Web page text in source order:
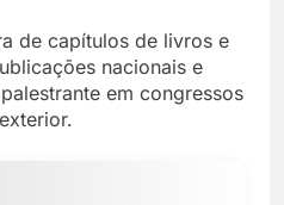
de capítulos de livros e
nacionais e
em congressos